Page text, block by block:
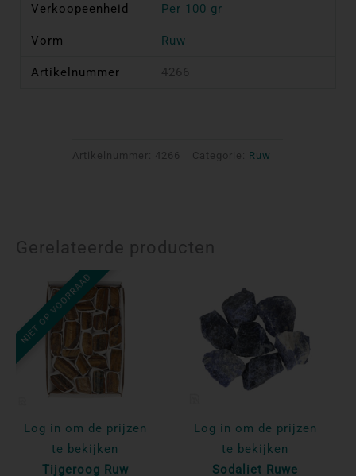
Verkoopeenheid Per 100 gr
Vorm Ruw
Artikelnummer 4266
Artikelnummer: 4266 Categorie: Ruw
Gerelateerde producten
NIET OP VOORRAAD
Log in om de prijzen
te bekijken
Tijgeroog Ruw
Log in om de prijzen
te bekijken
Sodaliet Ruwe